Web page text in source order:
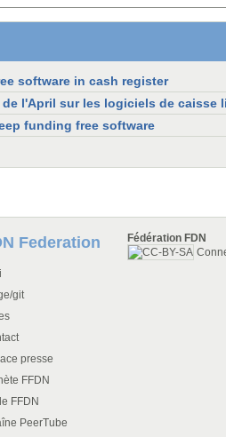
software in cash register
l'April sur les logiciels de caisse
funding free software
Federation
git
presse
FFDN
FFDN
PeerTube
Fédération FDN